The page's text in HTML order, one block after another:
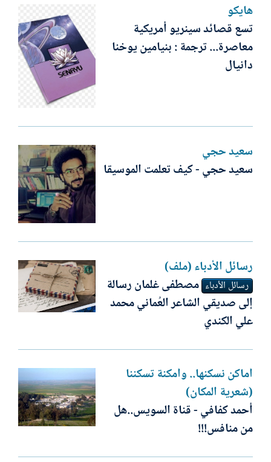
هايكو
تسع قصائد سينريو أمريكية
معاصرة... ترجمة : بنيامين يوخنا
دانيال
سعيد حجي
سعيد حجي - كيف تعلمت الموسيقا
رسائل الأدباء (ملف)
رسائل الأدباء مصطفى غلمان رسالة
إلى صديقي الشاعر العُماني محمد
علي الكندي
أماكن نسكنها.. وأمكنة تسكننا
(شعرية المكان)
أحمد كفافي - قناة السويس..هل
من منافس!!!